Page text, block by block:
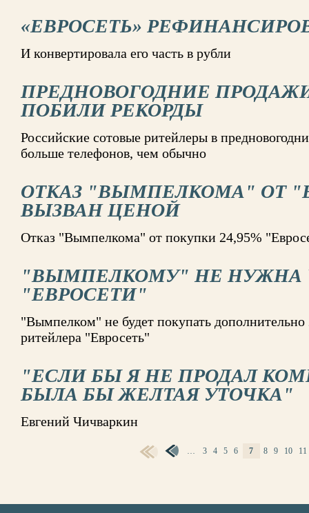
«ЕВРОСЕТЬ»
И конвертировала его часть в рубли
ПРЕДНОВОГОДНИЕ
ПОБИЛИ РЕКОРДЫ
Российские сотовые ритейлеры в
больше телефонов, чем обычно
ОТКАЗ "ВЫМПЕЛКОМА" ОТ
ВЫЗВАН ЦЕНОЙ
Отказ "Вымпелкома" от покупки 24,95%
"ВЫМПЕЛКОМУ" НЕ НУЖНА
"ЕВРОСЕТИ"
"Вымпелком" не будет покупать дополнительно
ритейлера "Евросеть"
"ЕСЛИ БЫ Я НЕ ПРОДАЛ
БЫЛА БЫ ЖЕЛТАЯ УТОЧКА"
Евгений Чичваркин
… 3 4 5 6 7 8 9 10 11